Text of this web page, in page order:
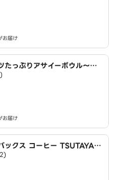
お届け
たっぷりアサイーボウル～ワ
ボウルズ 三郷駅店
お届け
ックス コーヒー TSUTAYA